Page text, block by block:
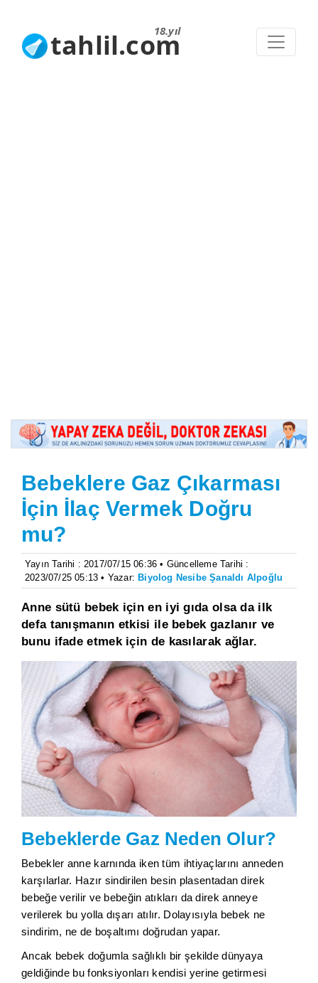
18.yıl
tahlil.com
Bebeklere Gaz Çıkarması
İçin İlaç Vermek Doğru
mu?
Yayın Tarihi : 2017/07/15 06:36 • Güncelleme Tarihi :
2023/07/25 05:13 • Yazar:Biyolog Nesibe Şanaldı Alpoğlu
Anne sütü bebek için en iyi gıda olsa da ilk
defa tanışmanın etkisi ile bebek gazlanır ve
bunu ifade etmek için de kasılarak ağlar.
Bebeklerde Gaz Neden Olur?
Bebekler anne karnında iken tüm ihtiyaçlarını anneden
karşılarlar. Hazır sindirilen besin plasentadan direk
bebeğe verilir ve bebeğin atıkları da direk anneye
verilerek bu yolla dışarı atılır. Dolayısıyla bebek ne
sindirim, ne de boşaltımı doğrudan yapar.
Ancak bebek doğumla sağlıklı bir şekilde dünyaya
geldiğinde bu fonksiyonları kendisi yerine getirmesi